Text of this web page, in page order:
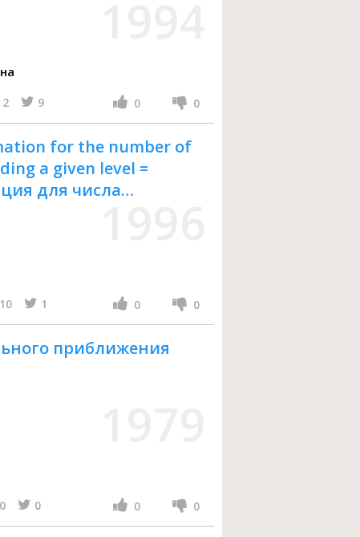
2 9 0 0
for the number of
a given level =
для числа
превыщения
10 1 0 0
приближения
0 0 0 0